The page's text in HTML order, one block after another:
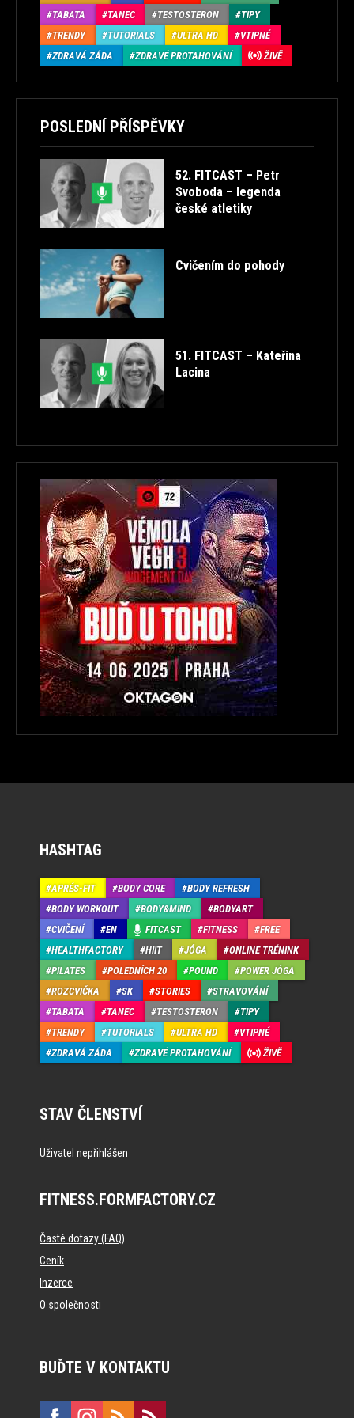
TABATA
TANEC TESTOSTERON
TIPY
TRENDY
TUTORIALS ULTRA HD
VTIPNÉ
ZDRAVÁ ZÁDA
ZDRAVÉ PROTAHOVÁNÍ ŽIVĚ
POSLEDNÍ PŘÍSPĚVKY
52. FITCAST – Petr
Svoboda – legenda
české atletiky
Cvičením do pohody
51. FITCAST – Kateřina
Lacina
HASHTAG
APRÉS-FIT BODY CORE
BODY REFRESH
BODY WORKOUT
BODY&MIND
BODYART
CVIČENÍ
EN FITCAST FITNESS
FREE
HEALTHFACTORY
HIIT JÓGA
ONLINE TRÉNINK
PILATES
POLEDNÍCH 20 POUND
POWER JÓGA
ROZCVIČKA
SK STORIES
STRAVOVÁNÍ
TABATA
TANEC TESTOSTERON
TIPY
TRENDY
TUTORIALS ULTRA HD
VTIPNÉ
ZDRAVÁ ZÁDA
ZDRAVÉ PROTAHOVÁNÍ ŽIVĚ
STAV ČLENSTVÍ
Uživatel nepřihlášen
FITNESS.FORMFACTORY.CZ
Časté dotazy (FAQ)
Ceník
Inzerce
O společnosti
BUĎTE V KONTAKTU